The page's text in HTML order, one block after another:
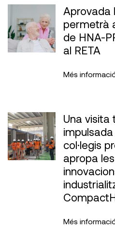
Aprovada
permetrà
de HNA-
al RETA
Més
Una visita
col·legis
apropa
Més